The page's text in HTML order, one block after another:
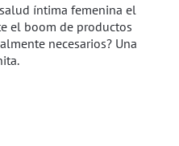
íntima femenina el
el boom de productos
necesarios? Una